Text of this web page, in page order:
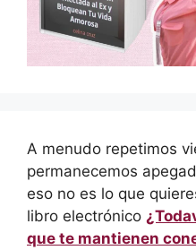
A menudo repetimos
permanecemos
eso no es lo que
libro electrónico
que te mantienen